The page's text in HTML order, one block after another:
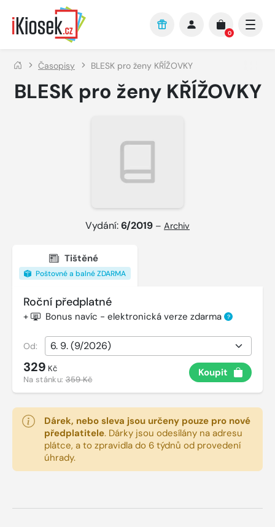
Přejít na hlavní obsah
0
Časopisy BLESK pro ženy KŘÍŽOVKY
BLESK pro ženy KŘÍŽOVKY
Vydání:6/2019 – Archiv
Tištěné
Poštovné a balné ZDARMA
Roční předplatné
+ Bonus navíc - elektronická verze zdarma ?
Od:
329 Kč
Na stánku:359 Kč
Koupit
Dárek, nebo sleva jsou určeny pouze pro nové
předplatitele. Dárky jsou odesílány na adresu
plátce, a to zpravidla do 6 týdnů od provedení
úhrady.